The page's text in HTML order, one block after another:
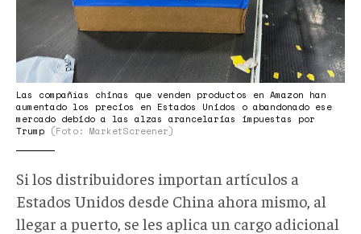
Las compañías chinas que venden productos en Amazon han
aumentado los precios en Estados Unidos o abandonado ese
mercado debido a las alzas arancelarias impuestas por
Trump (Foto: MarketScreener)
Si los distribuidores importan artículos a
Estados Unidos desde China ahora mismo, al
llegar a puerto, se les aplica un cargo adicional